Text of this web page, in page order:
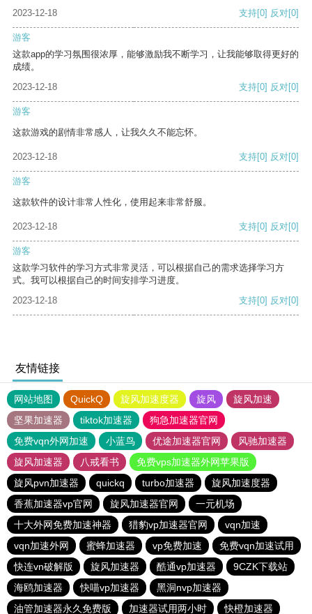
2023-12-18 支持[0] 反对[0]
游客
这款app的学习氛围很浓厚，能够激励我不断学习，让我能够取得更好的
成绩。
2023-12-18
支持[0] 反对[0]
游客
这款游戏的剧情非常感人，让我久久不能忘怀。
2023-12-18 支持[0] 反对[0]
游客
这款软件的设计非常人性化，使用起来非常舒服。
2023-12-18 支持[0] 反对[0]
游客
这款学习软件的学习方式非常灵活，可以根据自己的需求选择学习方
式。我可以根据自己的时间安排学习进度。
2023-12-18
支持[0] 反对[0]
友情链接
网站地图 QuickQ 旋风加速度器 旋风
旋风加速
坚果加速器
tiktok加速器
狗急加速器官网
免费vqn外网加速
小蓝鸟 优途加速器官网
风驰加速器
旋风加速器
八戒看书
免费vps加速器外网苹果版
旋风pvn加速器
quickq turbo加速器
旋风加速度器
香蕉加速器vp官网
旋风加速器官网
一元机场
十大外网免费加速神器
猎豹vp加速器官网
vqn加速
vqn加速外网
蜜蜂加速器 vp免费加速
免费vqn加速试用
快连vn破解版
旋风加速器 酷通vp加速器
9CZK下载站
海鸥加速器
快喵vp加速器
黑洞nvp加速器
油管加速器永久免费版
加速器试用两小时 快橙加速器